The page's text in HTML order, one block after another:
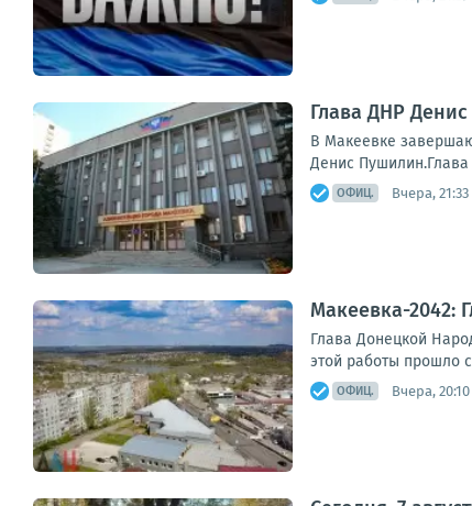
Глава ДНР
В Макеевке
Денис
ОФИЦ. Вчера, 21:33
Макеевка-2042:
Глава Донецкой
этой работы прошло
ОФИЦ. Вчера, 20:10